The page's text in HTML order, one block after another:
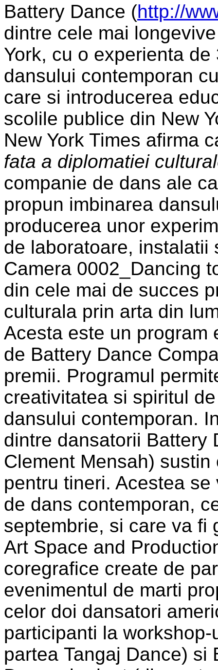
Battery Dance (http://
dintre cele mai
York, cu o experienta
dansului contemporan
care si introducerea
scolile publice din New
New York Times afirma
fata a diplomatiei
companie de dans ale
propun imbinarea
producerea unor
de laboratoare, instalatii
Camera 0002_Dancing
din cele mai de succes
culturala prin arta din
Acesta este un program
de Battery Dance
premii. Programul
creativitatea si spiritul
dansului contemporan.
dintre dansatorii Battery
Clement Mensah)
pentru tineri. Acestea
de dans contemporan,
septembrie, si care va
Art Space and
coregrafice create de
evenimentul de marti
celor doi dansatori
participanti la
partea Tangaj Dance) si